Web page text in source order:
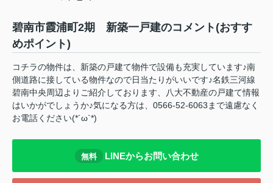
碧南市霞浦町2期 新築一戸建のコメント(おすす
めポイント)
コチラの物件は、新築の戸建て物件で設備も充実しています♪南
側道路に接している物件なので日当たりがいいです♪名鉄三河線
碧南中央周辺よりご紹介しております、八大不動産の戸建て情報
はいかがでしょうか♪気になる方は、0566-52-6063まで遠慮なく
お電話ください(*´ω`*)
無料 LINEからお問い合わせ